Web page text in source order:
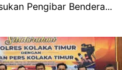
Pengibar Bendera...